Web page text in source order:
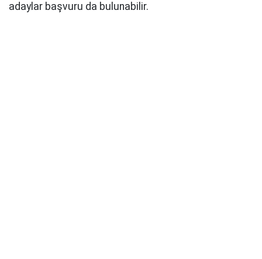
adaylar başvuru da bulunabilir.